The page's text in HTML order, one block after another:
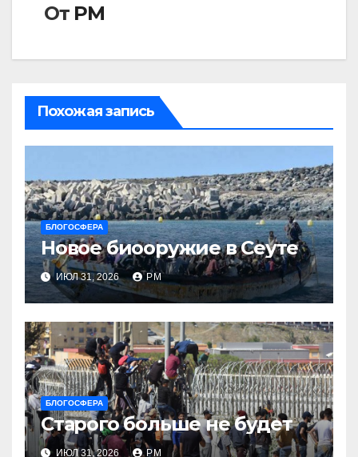
От РМ
Похожая запись
БЛОГОСФЕРА
Новое биооружие в Сеуте
ИЮЛ 31, 2026 РМ
БЛОГОСФЕРА
Старого больше не будет
ИЮЛ 31, 2026 РМ